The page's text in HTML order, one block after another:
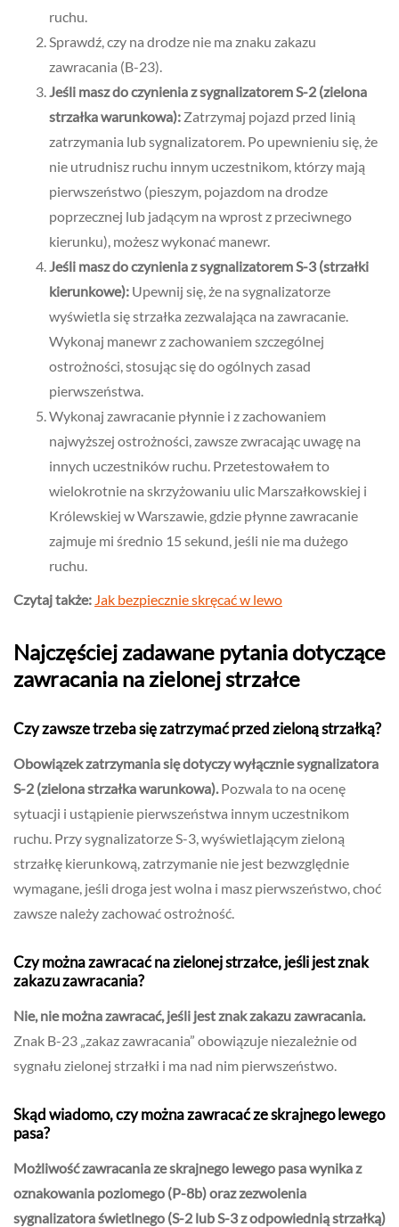
ruchu.
Sprawdź, czy na drodze nie ma znaku zakazu
zawracania (B-23).
Jeśli masz do czynienia z sygnalizatorem S-2 (zielona
strzałka warunkowa): Zatrzymaj pojazd przed linią
zatrzymania lub sygnalizatorem. Po upewnieniu się, że
nie utrudnisz ruchu innym uczestnikom, którzy mają
pierwszeństwo (pieszym, pojazdom na drodze
poprzecznej lub jadącym na wprost z przeciwnego
kierunku), możesz wykonać manewr.
Jeśli masz do czynienia z sygnalizatorem S-3 (strzałki
kierunkowe): Upewnij się, że na sygnalizatorze
wyświetla się strzałka zezwalająca na zawracanie.
Wykonaj manewr z zachowaniem szczególnej
ostrożności, stosując się do ogólnych zasad
pierwszeństwa.
Wykonaj zawracanie płynnie i z zachowaniem
najwyższej ostrożności, zawsze zwracając uwagę na
innych uczestników ruchu. Przetestowałem to
wielokrotnie na skrzyżowaniu ulic Marszałkowskiej i
Królewskiej w Warszawie, gdzie płynne zawracanie
zajmuje mi średnio 15 sekund, jeśli nie ma dużego
ruchu.
Czytaj także: Jak bezpiecznie skręcać w lewo
Najczęściej zadawane pytania dotyczące
zawracania na zielonej strzałce
Czy zawsze trzeba się zatrzymać przed zieloną strzałką?
Obowiązek zatrzymania się dotyczy wyłącznie sygnalizatora
S-2 (zielona strzałka warunkowa). Pozwala to na ocenę
sytuacji i ustąpienie pierwszeństwa innym uczestnikom
ruchu. Przy sygnalizatorze S-3, wyświetlającym zieloną
strzałkę kierunkową, zatrzymanie nie jest bezwzględnie
wymagane, jeśli droga jest wolna i masz pierwszeństwo, choć
zawsze należy zachować ostrożność.
Czy można zawracać na zielonej strzałce, jeśli jest znak
zakazu zawracania?
Nie, nie można zawracać, jeśli jest znak zakazu zawracania.
Znak B-23 „zakaz zawracania” obowiązuje niezależnie od
sygnału zielonej strzałki i ma nad nim pierwszeństwo.
Skąd wiadomo, czy można zawracać ze skrajnego lewego
pasa?
Możliwość zawracania ze skrajnego lewego pasa wynika z
oznakowania poziomego (P-8b) oraz zezwolenia
sygnalizatora świetlnego (S-2 lub S-3 z odpowiednią strzałką)